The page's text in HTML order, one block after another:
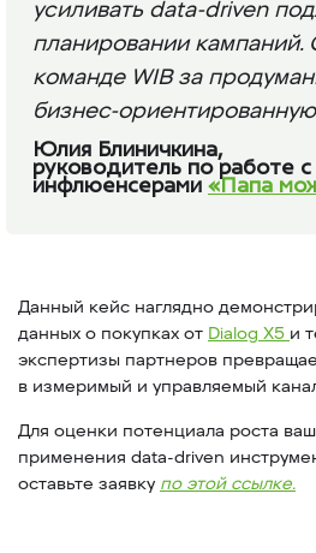
усиливать data-driven
планировании кампаний.
команде WIB за
бизнес-
Юлия Блиничкина,
руководитель по работе с
инфлюенсерами «Папа
Данный кейс наглядно
данных о покупках от Dialog X5 и
экспертизы партнеров
в измеримый и управляемый
Для оценки потенциала роста
применения data-driven
оставьте заявку по этой ссылке.